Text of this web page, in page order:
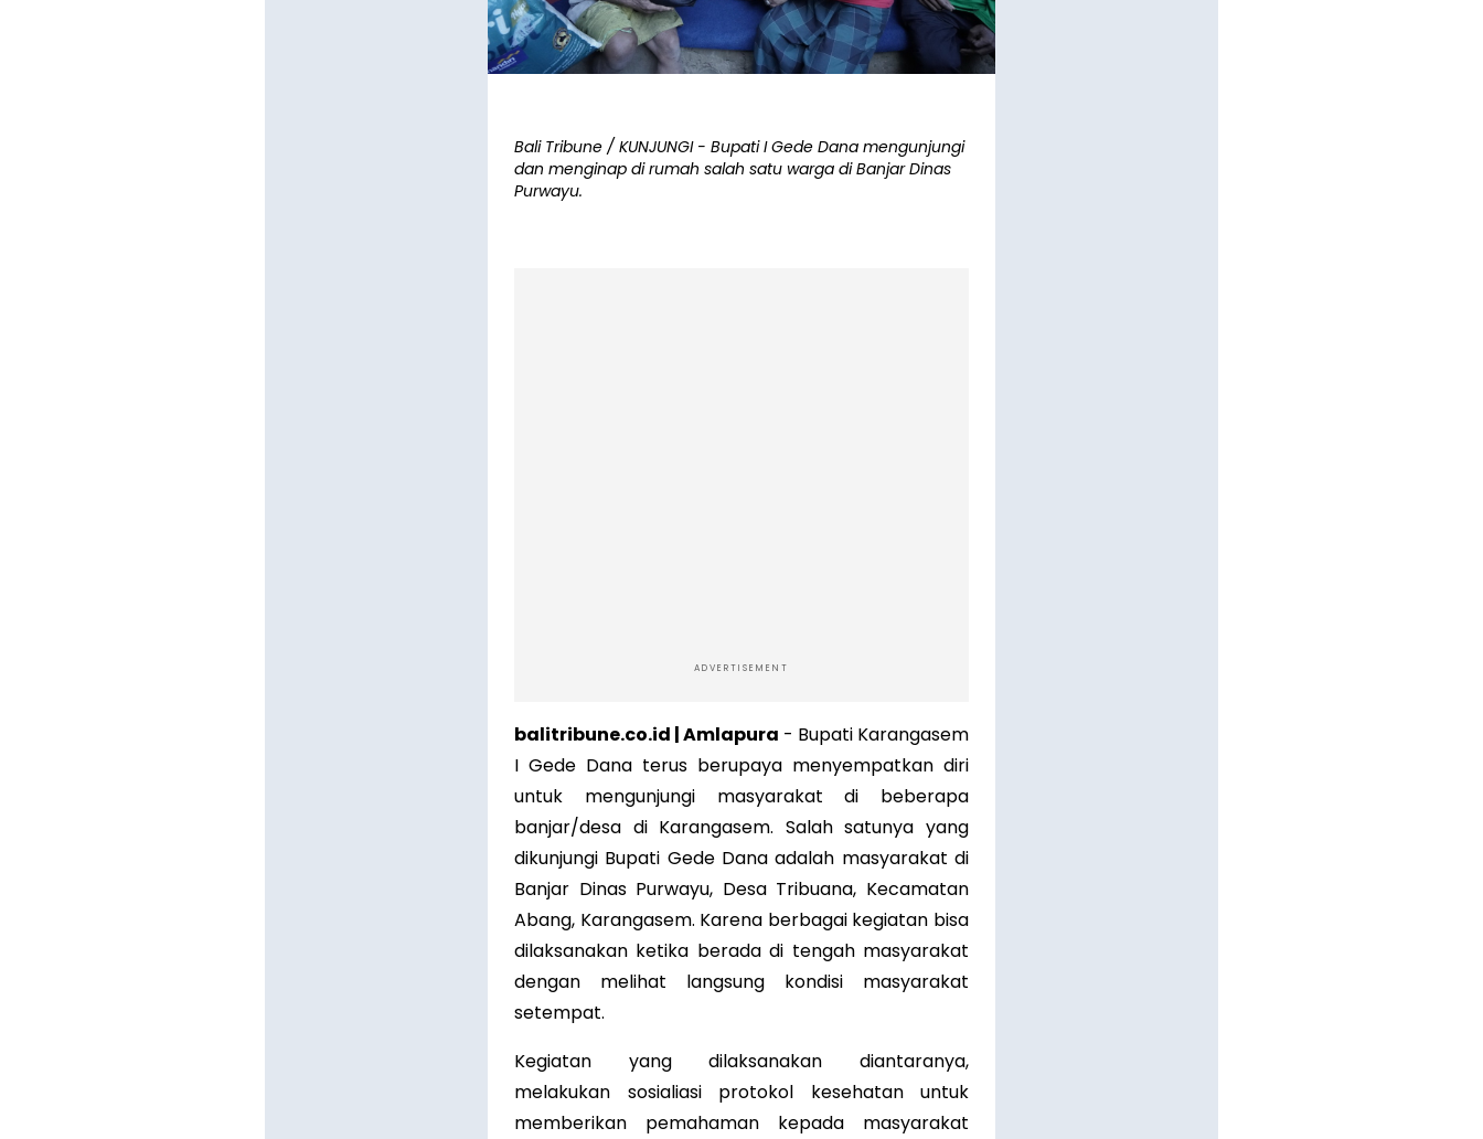
Bali Tribune / KUNJUNGI - Bupati I Gede Dana mengunjungi
dan menginap di rumah salah satu warga di Banjar Dinas
Purwayu.
ADVERTISEMENT
balitribune.co.id | Amlapura - Bupati Karangasem
I Gede Dana terus berupaya menyempatkan diri
untuk mengunjungi masyarakat di beberapa
banjar/desa di Karangasem. Salah satunya yang
dikunjungi Bupati Gede Dana adalah masyarakat di
Banjar Dinas Purwayu, Desa Tribuana, Kecamatan
Abang, Karangasem. Karena berbagai kegiatan bisa
dilaksanakan ketika berada di tengah masyarakat
dengan melihat langsung kondisi masyarakat
setempat.
Kegiatan yang dilaksanakan diantaranya,
melakukan sosialiasi protokol kesehatan untuk
memberikan pemahaman kepada masyarakat